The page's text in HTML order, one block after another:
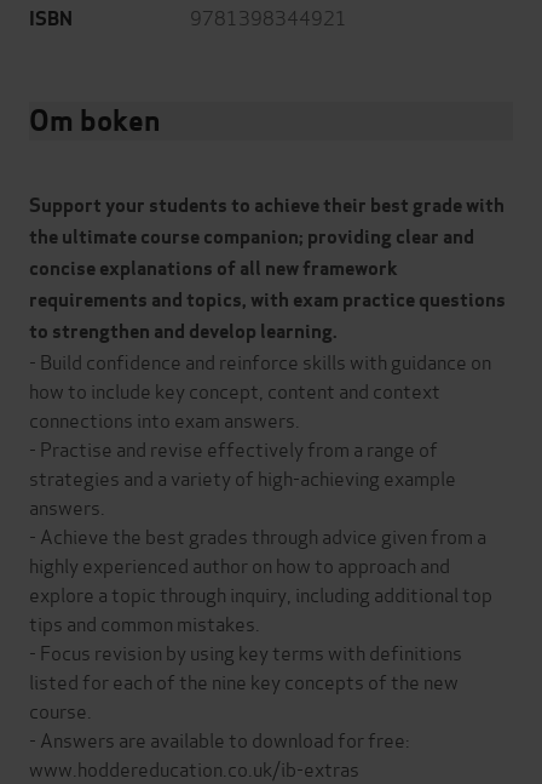
ISBN 9781398344921
Om boken
Support your students to achieve their best grade with
the ultimate course companion; providing clear and
concise explanations of all new framework
requirements and topics, with exam practice questions
to strengthen and develop learning.
- Build confidence and reinforce skills with guidance on
how to include key concept, content and context
connections into exam answers.
- Practise and revise effectively from a range of
strategies and a variety of high-achieving example
answers.
- Achieve the best grades through advice given from a
highly experienced author on how to approach and
explore a topic through inquiry, including additional top
tips and common mistakes.
- Focus revision by using key terms with definitions
listed for each of the nine key concepts of the new
course.
- Answers are available to download for free:
www.hoddereducation.co.uk/ib-extras